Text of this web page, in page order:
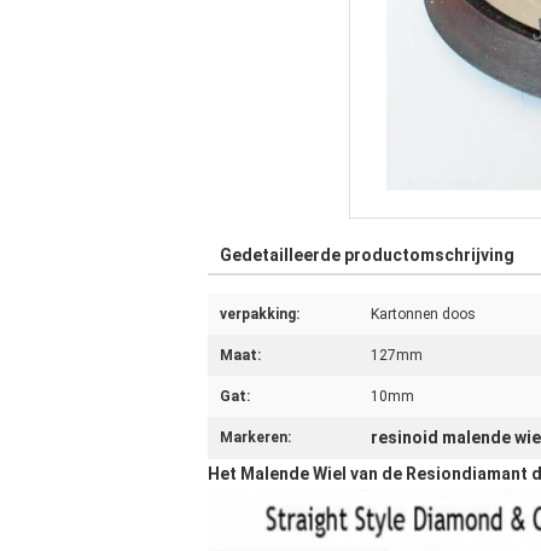
Gedetailleerde productomschrijving
verpakking: Kartonnen doos
Maat: 127mm
Gat: 10mm
Markeren:
resinoid malende
Het Malende Wiel van de